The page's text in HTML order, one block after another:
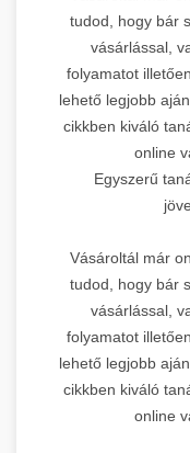
tudod, hogy bár
vásárlással,
folyamatot
lehető legjobb
cikkben kiváló
online
Egyszerű
Vásároltál már
tudod, hogy bár
vásárlással,
folyamatot
lehető legjobb
cikkben kiváló
online